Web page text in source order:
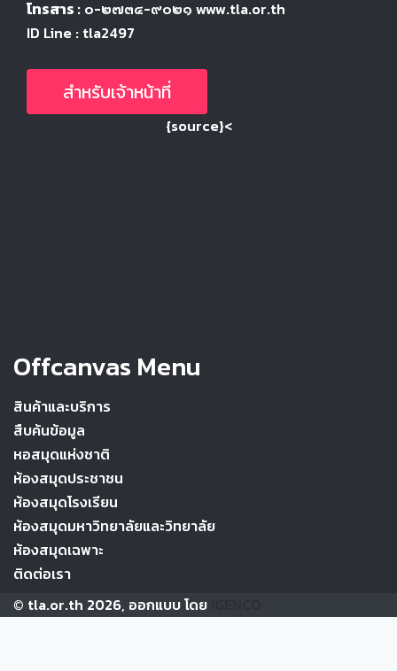
โทรสาร : ๐-๒๗๓๔-๙๐๒๑ www.tla.or.th
ID Line : tla2497
สำหรับเจ้าหน้าที่
{source}<
Offcanvas Menu
สินค้าและบริการ
สืบค้นข้อมูล
หอสมุดแห่งชาติ
ห้องสมุดประชาชน
ห้องสมุดโรงเรียน
ห้องสมุดมหาวิทยาลัยและวิทยาลัย
ห้องสมุดเฉพาะ
ติดต่อเรา
© tla.or.th 2026, ออกแบบ โดย